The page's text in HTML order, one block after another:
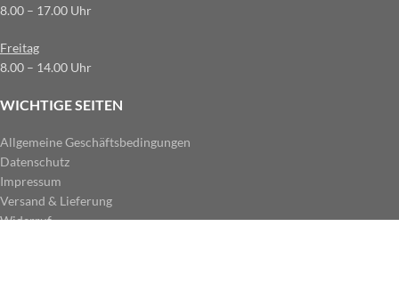
8.00 – 17.00 Uhr
Freitag
8.00 – 14.00 Uhr
WICHTIGE SEITEN
Allgemeine Geschäftsbedingungen
Datenschutz
Impressum
Versand & Lieferung
Widerruf